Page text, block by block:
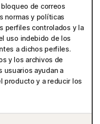
de correos
normas y políticas
perfiles controlados y la
uso indebido de los
a dichos perfiles.
y los archivos de
usuarios ayudan a
producto y a reducir los